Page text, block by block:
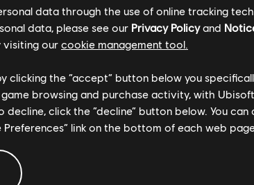
data through the use of online tracking
data, please see our Privacy Policyand
visiting our cookie management tool.
clicking the “accept” button below you
browsing and purchase activity, with
decline, click the “decline” button below. You
link on the bottom of each web